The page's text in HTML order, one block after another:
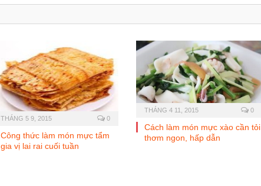
THÁNG 5 9, 2015 0
Công thức làm món mực tẩm
gia vị lai rai cuối tuần
THÁNG 4 11, 2015 0
Cách làm món mực xào cần tỏi
thơm ngon, hấp dẫn